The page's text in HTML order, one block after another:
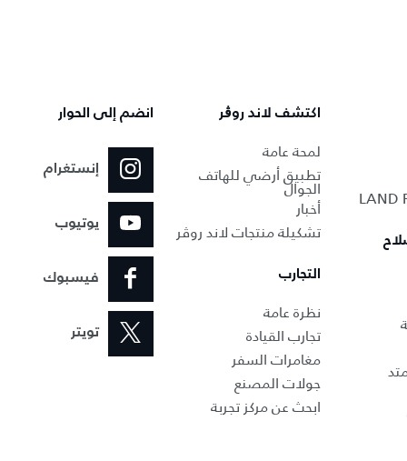
اكتشف لاند روڨر
لمحة عامة
تطبيق أرضي للهاتف
الجوال
أخبار
تشكيلة منتجات لاند روڤر
التجارب
نظرة عامة
تجارب القيادة
مغامرات السفر
جولات المصنع
ابحث عن مركز تجربة
انضم إلى الحوار
إنستغرام
يوتيوب
فيسبوك
تويتر